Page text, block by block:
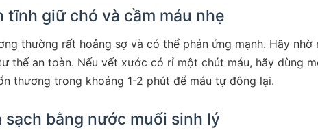
tĩnh giữ chó và cầm máu nhẹ
thường rất hoảng sợ và có thể phản ứng mạnh. Hãy nhờ
thế an toàn. Nếu vết xước có rỉ một chút máu, hãy dùng
thương trong khoảng 1-2 phút để máu tự đông lại.
sạch bằng nước muối sinh lý